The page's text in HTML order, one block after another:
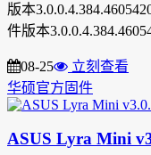
版本
件版本
08-25
立刻查看
华硕官方固件
ASUS Lyra Mini